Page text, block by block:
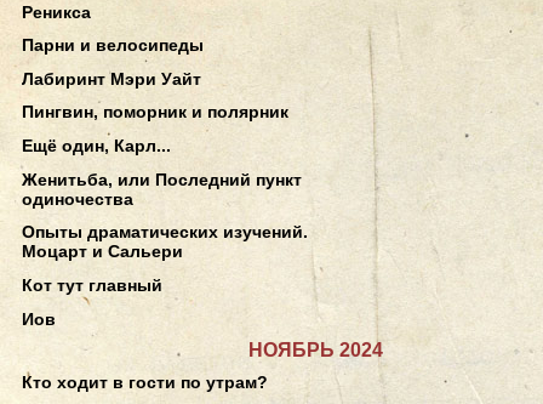
Реникса
Парни и велосипеды
Лабиринт Мэри Уайт
Пингвин, поморник и полярник
Ещё один, Карл...
Женитьба, или Последний пункт
одиночества
Опыты драматических изучений.
Моцарт и Сальери
Кот тут главный
Иов
НОЯБРЬ 2024
Кто ходит в гости по утрам?